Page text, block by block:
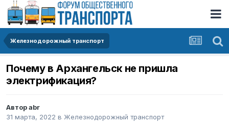
Железнодорожный транспорт
Почему в Архангельск не пришла
электрификация?
Авторabr
31 марта, 2022 в Железнодорожный транспорт